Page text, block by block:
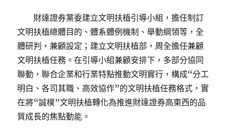
財達證券黨委建立文明扶植引導小組，擔任制訂
文明扶植總體目的、體系體例機制、舉動綱領等，全
體研判，兼顧設定；建立文明扶植部，周全擔任兼顧
文明扶植任務。在引導小組兼顧安排下，多部分協同
聯動，聯合企業和行業特點推動文明實行，構成“分工
明白、各司其職、高效協作”的文明扶植任務格式，實
在將“誠樸”文明扶植轉化為推進財達證券高東西的品
質成長的焦點動能。